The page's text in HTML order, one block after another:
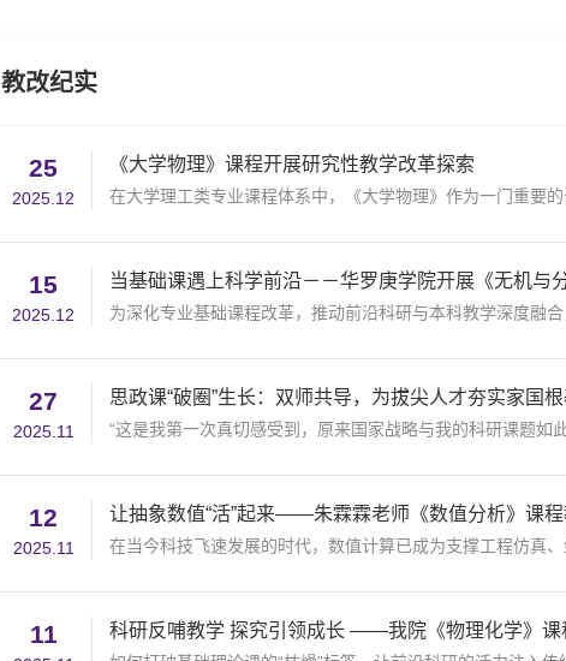
教改纪实
25
2025.12
《大学物理》课程开展研究性教学改革探索
在大学理工类专业课程体系中，《大学物理》作为一门重要
15
2025.12
当基础课遇上科学前沿－－华罗庚学院开展《无机与
为深化专业基础课程改革，推动前沿科研与本科教学深度融
27
2025.11
思政课“破圈”生长：双师共导，为拔尖人才夯实家国
“这是我第一次真切感受到，原来国家战略与我的科研课题如
12
2025.11
让抽象数值“活”起来——朱霖霖老师《数值分析》课
在当今科技飞速发展的时代，数值计算已成为支撑工程仿真
11 科研反哺教学 探究引领成长 ——我院《物理化学》课